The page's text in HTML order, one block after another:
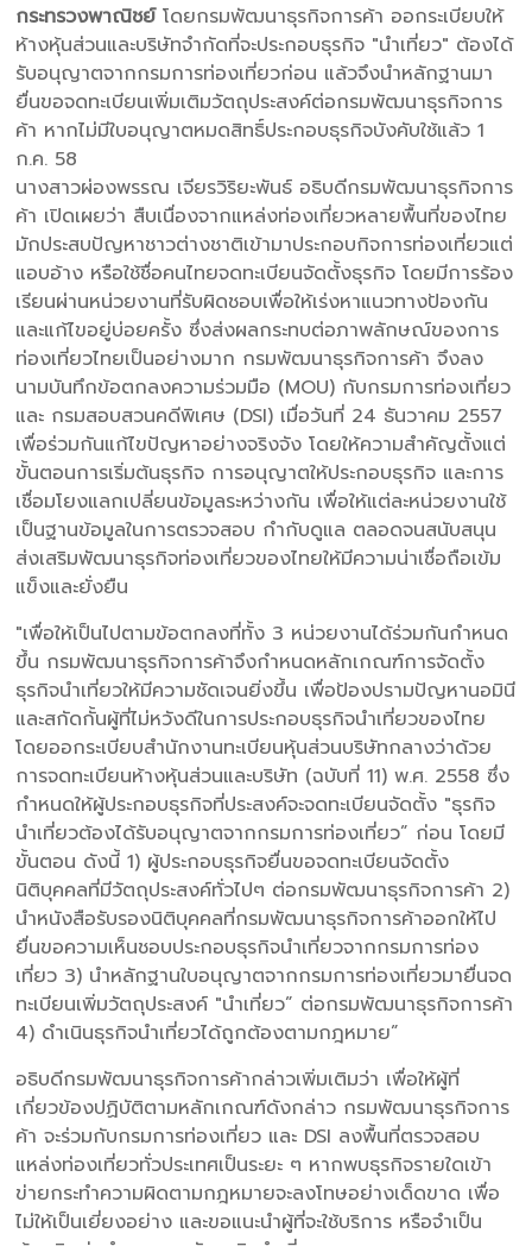
กระทรวงพาณิชย์โดยกรมพัฒนาธุรกิจการค้า ออกระเบียบให้
ห้างหุ้นส่วนและบริษัทจำกัดที่จะประกอบธุรกิจ "นำเที่ยว" ต้องได้
รับอนุญาตจากกรมการท่องเที่ยวก่อน แล้วจึงนำหลักฐานมา
ยื่นขอจดทะเบียนเพิ่มเติมวัตถุประสงค์ต่อกรมพัฒนาธุรกิจการ
ค้า หากไม่มีใบอนุญาตหมดสิทธิ์ประกอบธุรกิจบังคับใช้แล้ว 1
ก.ค. 58
นางสาวผ่องพรรณ เจียรวิริยะพันธ์ อธิบดีกรมพัฒนาธุรกิจการ
ค้า เปิดเผยว่า สืบเนื่องจากแหล่งท่องเที่ยวหลายพื้นที่ของไทย
มักประสบปัญหาชาวต่างชาติเข้ามาประกอบกิจการท่องเที่ยวแต่
แอบอ้าง หรือใช้ชื่อคนไทยจดทะเบียนจัดตั้งธุรกิจ โดยมีการร้อง
เรียนผ่านหน่วยงานที่รับผิดชอบเพื่อให้เร่งหาแนวทางป้องกัน
และแก้ไขอยู่บ่อยครั้ง ซึ่งส่งผลกระทบต่อภาพลักษณ์ของการ
ท่องเที่ยวไทยเป็นอย่างมาก กรมพัฒนาธุรกิจการค้า จึงลง
นามบันทึกข้อตกลงความร่วมมือ (MOU) กับกรมการท่องเที่ยว
และ กรมสอบสวนคดีพิเศษ (DSI) เมื่อวันที่ 24 ธันวาคม 2557
เพื่อร่วมกันแก้ไขปัญหาอย่างจริงจัง โดยให้ความสำคัญตั้งแต่
ขั้นตอนการเริ่มต้นธุรกิจ การอนุญาตให้ประกอบธุรกิจ และการ
เชื่อมโยงแลกเปลี่ยนข้อมูลระหว่างกัน เพื่อให้แต่ละหน่วยงานใช้
เป็นฐานข้อมูลในการตรวจสอบ กำกับดูแล ตลอดจนสนับสนุน
ส่งเสริมพัฒนาธุรกิจท่องเที่ยวของไทยให้มีความน่าเชื่อถือเข้ม
แข็งและยั่งยืน
"เพื่อให้เป็นไปตามข้อตกลงที่ทั้ง 3 หน่วยงานได้ร่วมกันกำหนด
ขึ้น กรมพัฒนาธุรกิจการค้าจึงกำหนดหลักเกณฑ์การจัดตั้ง
ธุรกิจนำเที่ยวให้มีความชัดเจนยิ่งขึ้น เพื่อป้องปรามปัญหานอมินี
และสกัดกั้นผู้ที่ไม่หวังดีในการประกอบธุรกิจนำเที่ยวของไทย
โดยออกระเบียบสำนักงานทะเบียนหุ้นส่วนบริษัทกลางว่าด้วย
การจดทะเบียนห้างหุ้นส่วนและบริษัท (ฉบับที่ 11) พ.ศ. 2558 ซึ่ง
กำหนดให้ผู้ประกอบธุรกิจที่ประสงค์จะจดทะเบียนจัดตั้ง "ธุรกิจ
นำเที่ยวต้องได้รับอนุญาตจากกรมการท่องเที่ยว” ก่อน โดยมี
ขั้นตอน ดังนี้ 1) ผู้ประกอบธุรกิจยื่นขอจดทะเบียนจัดตั้ง
นิติบุคคลที่มีวัตถุประสงค์ทั่วไปๆ ต่อกรมพัฒนาธุรกิจการค้า 2)
นำหนังสือรับรองนิติบุคคลที่กรมพัฒนาธุรกิจการค้าออกให้ไป
ยื่นขอความเห็นชอบประกอบธุรกิจนำเที่ยวจากกรมการท่อง
เที่ยว 3) นำหลักฐานใบอนุญาตจากกรมการท่องเที่ยวมายื่นจด
ทะเบียนเพิ่มวัตถุประสงค์ "นำเที่ยว” ต่อกรมพัฒนาธุรกิจการค้า
4) ดำเนินธุรกิจนำเที่ยวได้ถูกต้องตามกฎหมาย”
อธิบดีกรมพัฒนาธุรกิจการค้ากล่าวเพิ่มเติมว่า เพื่อให้ผู้ที่
เกี่ยวข้องปฏิบัติตามหลักเกณฑ์ดังกล่าว กรมพัฒนาธุรกิจการ
ค้า จะร่วมกับกรมการท่องเที่ยว และ DSI ลงพื้นที่ตรวจสอบ
แหล่งท่องเที่ยวทั่วประเทศเป็นระยะ ๆ หากพบธุรกิจรายใดเข้า
ข่ายกระทำความผิดตามกฎหมายจะลงโทษอย่างเด็ดขาด เพื่อ
ไม่ให้เป็นเยี่ยงอย่าง และขอแนะนำผู้ที่จะใช้บริการ หรือจำเป็น